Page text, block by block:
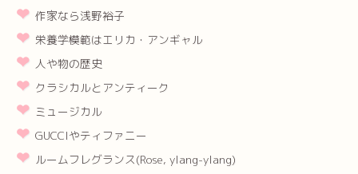
作家なら浅野裕子
栄養学模範はエリカ・アンギャル
人や物の歴史
クラシカルとアンティーク
ミュージカル
GUCCIやティファニー
ルームフレグランス(Rose, ylang-ylang)